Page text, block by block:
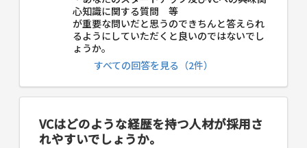
心知識に関する質問 等
が重要な問いだと思うのできちんと答えられ
るようにしていただくと良いのではないでし
ょうか。
すべての回答を見る（2件）
VCはどのような経歴を持つ人材が採用さ
れやすいでしょうか。